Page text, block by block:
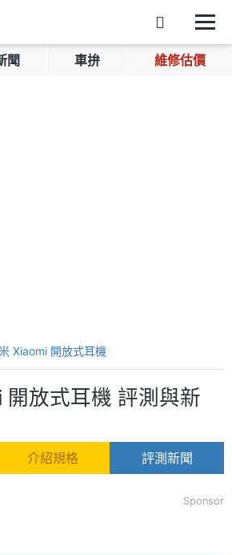
聞 車拚 維修估價
Xiaomi 開放式耳機
開放式耳機 評測與新
介紹規格 評測新聞
Sponsor